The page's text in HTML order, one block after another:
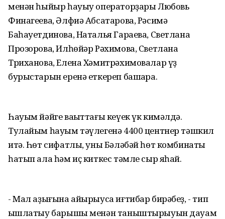
менән һыйыр һауыу операторҙары Любовь
Финагеева, Әлфиә Абсатарова, Рәсимә
Баһауетдинова, Наталья Гараева, Светлана
Прозорова, Илһөйәр Рәхимова, Светлана
Триханова, Елена Хәмитрәхимовалар үҙ
бурыстарын еренә еткереп башҡара.
Һауым йәйге ваҡыттағы кеүек үк кимәлдә.
Тулайым һауым тәүлегенә 4400 центнер тәшкил
итә. Һөт сифатлы, уны Бәләбәй һөт комбинаты
һатып ала һәм иҫ киткес тәмле сыр яһай.
- Мал аҙығына айырыуса иғтибар бирәбеҙ, - тип
ҡышлатыу барышы менән таныштырыуын дауам